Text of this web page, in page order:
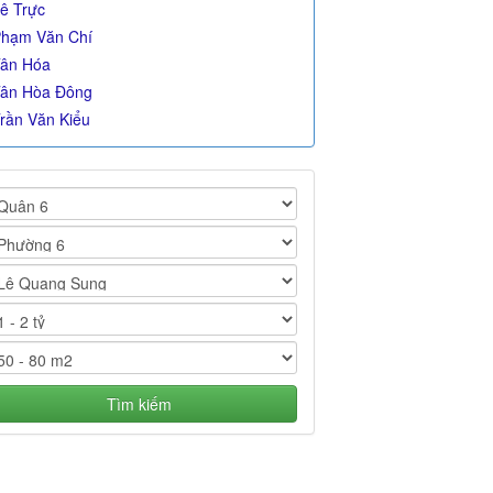
Trực
Văn Chí
Hóa
Hòa Đông
Văn Kiểu
Tìm kiếm